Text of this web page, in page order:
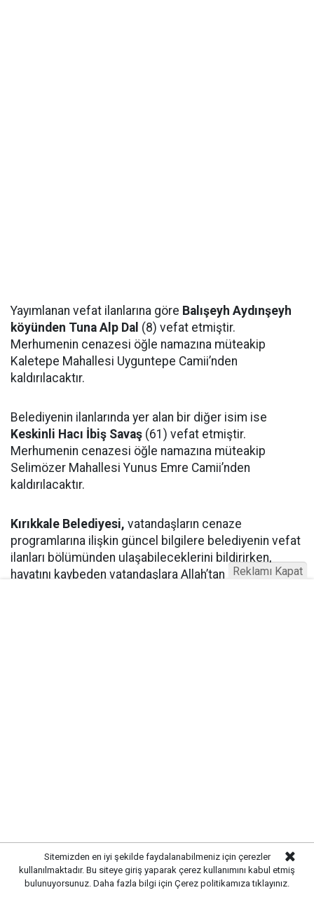
Yayımlanan vefat ilanlarına göre Balışeyh Aydınşeyh
köyünden Tuna Alp Dal (8) vefat etmiştir.
Merhumenin cenazesi öğle namazına müteakip
Kaletepe Mahallesi Uyguntepe Camii’nden
kaldırılacaktır.
Belediyenin ilanlarında yer alan bir diğer isim ise
Keskinli Hacı İbiş Savaş (61) vefat etmiştir.
Merhumenin cenazesi öğle namazına müteakip
Selimözer Mahallesi Yunus Emre Camii’nden
kaldırılacaktır.
Kırıkkale Belediyesi, vatandaşların cenaze
programlarına ilişkin güncel bilgilere belediyenin vefat
ilanları bölümünden ulaşabileceklerini bildirirken,
hayatını kaybeden vatandaşlara Allah’tan rahmet,
Sitemizden en iyi şekilde faydalanabilmeniz için çerezler
kullanılmaktadır. Bu siteye giriş yaparak çerez kullanımını kabul etmiş
bulunuyorsunuz. Daha fazla bilgi için Çerez politikamıza tıklayınız.
Reklamı Kapat